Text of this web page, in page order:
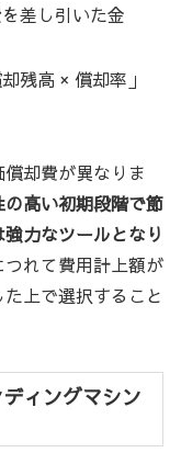
差し引いた金
却残高 × 償却率」
却費が異なりま
高い初期段階で節
力なツールとなり
れて費用計上額が
上で選択すること
ィングマシン